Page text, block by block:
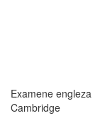
Examene engleza
Cambridge